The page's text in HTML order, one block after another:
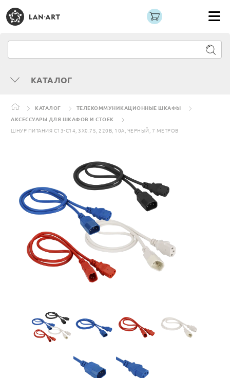
КАТАЛОГ
КАТАЛОГ
ТЕЛЕКОММУНИКАЦИОННЫЕ ШКАФЫ
АКСЕССУАРЫ ДЛЯ ШКАФОВ И СТОЕК
ШНУР ПИТАНИЯ C13-C14, 3Х0.75, 220В, 10А, ЧЕРНЫЙ, 7 МЕТРОВ